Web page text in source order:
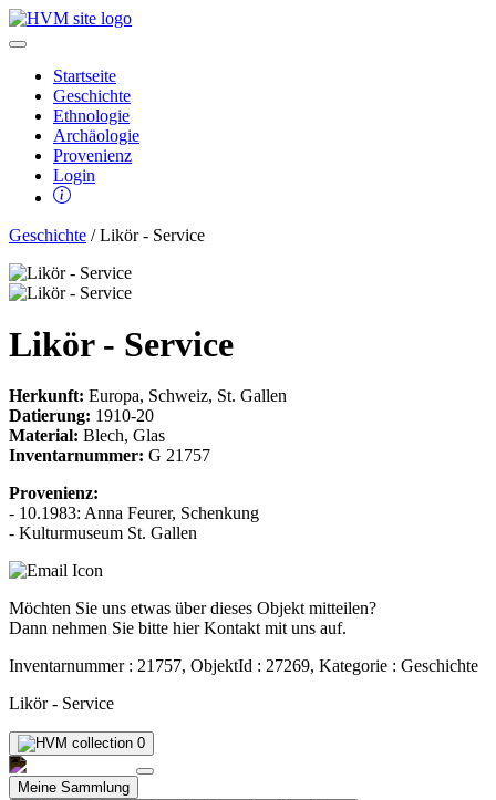
Startseite
Geschichte
Ethnologie
Archäologie
Provenienz
Login
Geschichte / Likör - Service
Likör - Service
Herkunft: Europa, Schweiz, St. Gallen
Datierung: 1910-20
Material: Blech, Glas
Inventarnummer: G 21757
Provenienz:
- 10.1983: Anna Feurer, Schenkung
- Kulturmuseum St. Gallen
Möchten Sie uns etwas über dieses Objekt mitteilen?
Dann nehmen Sie bitte hier Kontakt mit uns auf.
Inventarnummer : 21757, ObjektId : 27269, Kategorie : Geschichte
Likör - Service
0
Meine Sammlung